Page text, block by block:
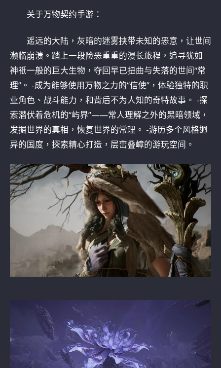
关于万物契约手游：
遥远的大陆，灰暗的迷雾挟带未知的恶意，让世间
濒临崩溃。踏上一段险恶重重的漫长旅程，追寻犹如
神祇一般的巨大生物，夺回早已扭曲与失落的世间“常
理”。 -成为能够使用万物之力的“信使”，体验独特的职
业角色、战斗能力，和背后不为人知的奇特故事。 -探
索潜伏着危机的“屿界”——常人理解之外的黑暗领域，
发掘世界的真相，恢复世界的常理。 -游历多个风格迥
异的国度，探索精心打造，层峦叠嶂的游玩空间。